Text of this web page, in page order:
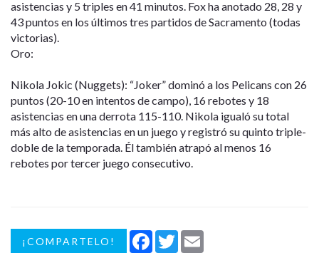
asistencias y 5 triples en 41 minutos. Fox ha anotado 28, 28 y
43 puntos en los últimos tres partidos de Sacramento (todas
victorias).
Oro:
Nikola Jokic (Nuggets): “Joker” dominó a los Pelicans con 26
puntos (20-10 en intentos de campo), 16 rebotes y 18
asistencias en una derrota 115-110. Nikola igualó su total
más alto de asistencias en un juego y registró su quinto triple-
doble de la temporada. Él también atrapó al menos 16
rebotes por tercer juego consecutivo.
¡COMPARTELO! Facebook
Twitter